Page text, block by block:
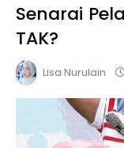
Senarai
TAK?
Lisa Nurulain